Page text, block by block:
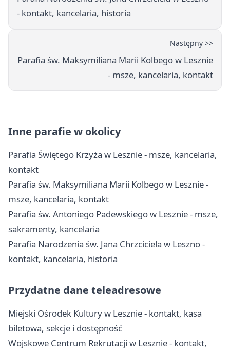
- kontakt, kancelaria, historia
Następny >>
Parafia św. Maksymiliana Marii Kolbego w Lesznie
- msze, kancelaria, kontakt
Inne parafie w okolicy
Parafia Świętego Krzyża w Lesznie - msze, kancelaria,
kontakt
Parafia św. Maksymiliana Marii Kolbego w Lesznie -
msze, kancelaria, kontakt
Parafia św. Antoniego Padewskiego w Lesznie - msze,
sakramenty, kancelaria
Parafia Narodzenia św. Jana Chrzciciela w Leszno -
kontakt, kancelaria, historia
Przydatne dane teleadresowe
Miejski Ośrodek Kultury w Lesznie - kontakt, kasa
biletowa, sekcje i dostępność
Wojskowe Centrum Rekrutacji w Lesznie - kontakt,